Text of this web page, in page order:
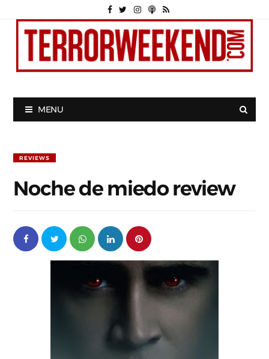
MENU
REVIEWS
Noche de miedo review